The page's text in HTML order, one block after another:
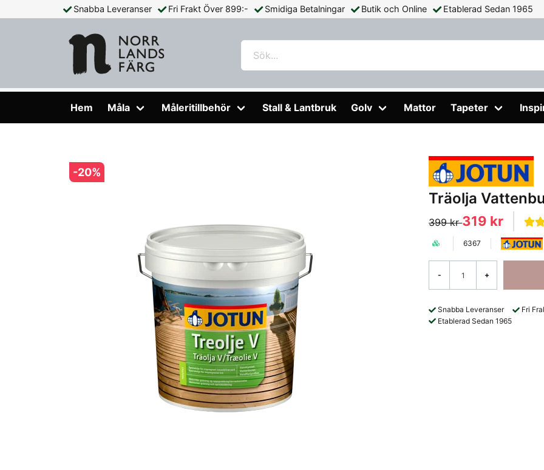
Snabba Leveranser Fri Frakt Över 899:- Smidiga Betalningar Butik och Online Etablerad Sedan 1965
Hem Måla Måleritillbehör Stall & Lantbruk Golv Mattor Tapeter
-20%
Träolja
399 kr319 kr
6367
- +
Snabba Leveranser Fri
Etablerad Sedan 1965